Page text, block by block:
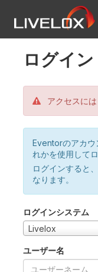
ログイン
アクセスには
Eventorのアカ
れかを使用して
ログインすると、
なります。
ログインシステム
Livelox
ユーザー名